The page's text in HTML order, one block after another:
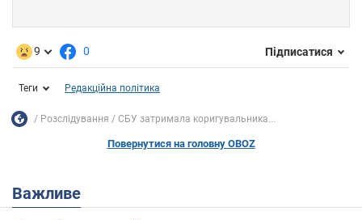
9 0 Підписатися
Теги Редакційна політика
Розслідування СБУ затримала коригувальника...
Повернутися на головну OBOZ
Важливе